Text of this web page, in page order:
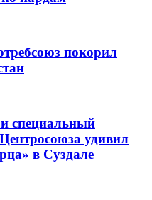
покорил
специальный
удивил
в Суздале